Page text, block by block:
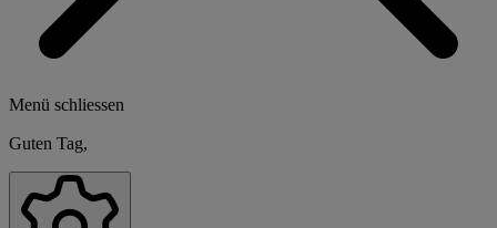
Menü schliessen
Guten Tag,